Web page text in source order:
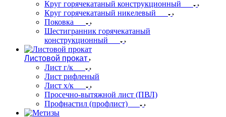
Круг горячекатаный конструкционный
Круг горячекатаный никелевый
Поковка
Шестигранник горячекатаный
конструкционный
Листовой прокат
Лист г/к
Лист рифленый
Лист х/к
Просечно-вытяжной лист (ПВЛ)
Профнастил (профлист)